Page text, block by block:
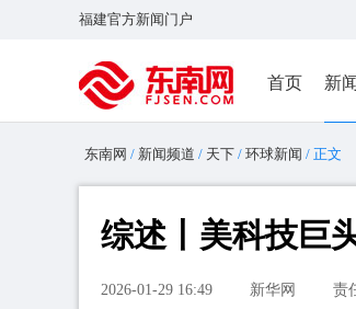
福建官方新闻门户
首页 新
东南网 / 新闻频道 / 天下 / 环球新闻 / 正文
综述丨美科技巨
2026-01-29 16:49 新华网 责